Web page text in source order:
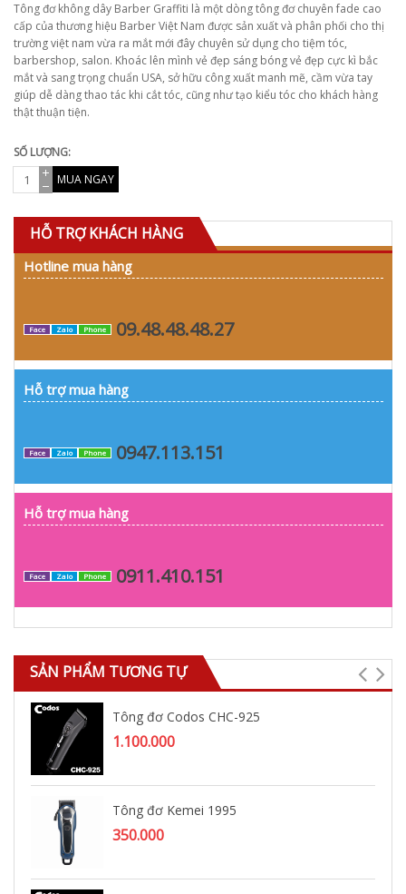
Tông đơ không dây Barber Graffiti là một dòng tông đơ chuyên fade cao
cấp của thương hiệu Barber Việt Nam được sản xuất và phân phối cho thị
trường việt nam vừa ra mắt mới đây chuyên sử dụng cho tiệm tóc,
barbershop, salon. Khoác lên mình vẻ đẹp sáng bóng vẻ đẹp cực kì bắc
mắt và sang trọng chuẩn USA, sở hữu công xuất manh mẽ, cầm vừa tay
giúp dễ dàng thao tác khi cắt tóc, cũng như tạo kiểu tóc cho khách hàng
thật thuận tiện.
SỐ LƯỢNG:
MUA NGAY
HỖ TRỢ KHÁCH HÀNG
Hotline mua hàng
Face Zalo Phone 09.48.48.48.27
Hỗ trợ mua hàng
Face Zalo Phone 0947.113.151
Hỗ trợ mua hàng
Face Zalo Phone 0911.410.151
SẢN PHẨM TƯƠNG TỰ
Tông đơ Codos CHC-925
1.100.000
Tông đơ Kemei 1995
350.000